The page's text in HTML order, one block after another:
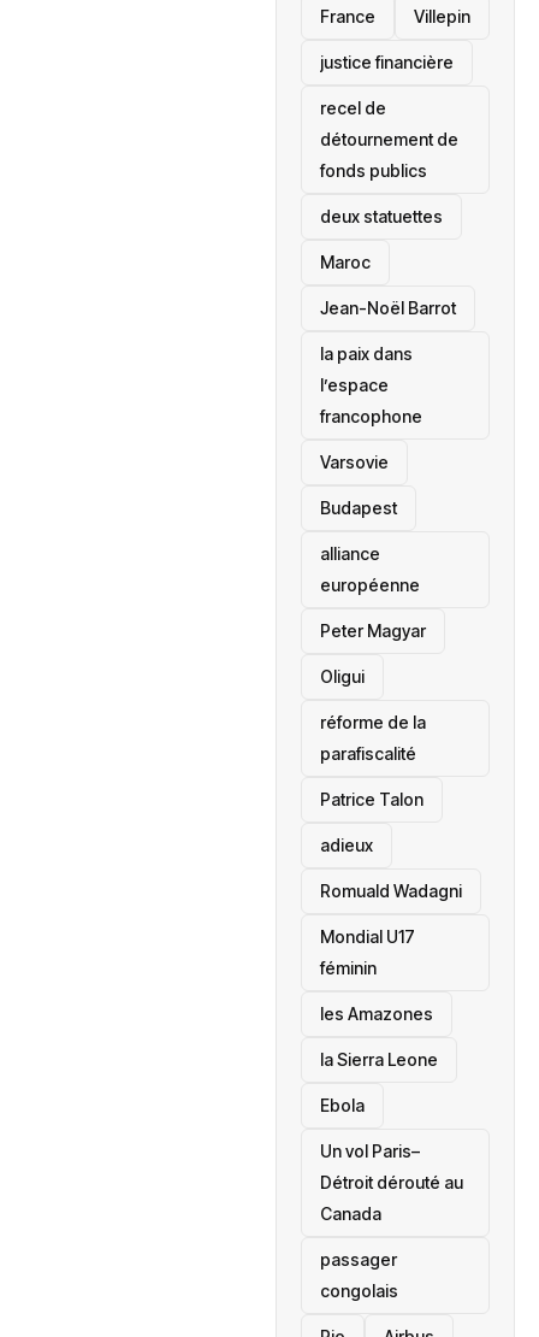
France Villepin
justice financière
recel de
détournement de
fonds publics
deux statuettes
Maroc
Jean-Noël Barrot
la paix dans
l’espace
francophone
‎Varsovie
Budapest
alliance
européenne
Peter Magyar
Oligui
réforme de la
parafiscalité
Patrice Talon
adieux
Romuald Wadagni
Mondial U17
féminin
les Amazones
la Sierra Leone
‎Ebola
Un vol Paris–
Détroit dérouté au
Canada
passager
congolais